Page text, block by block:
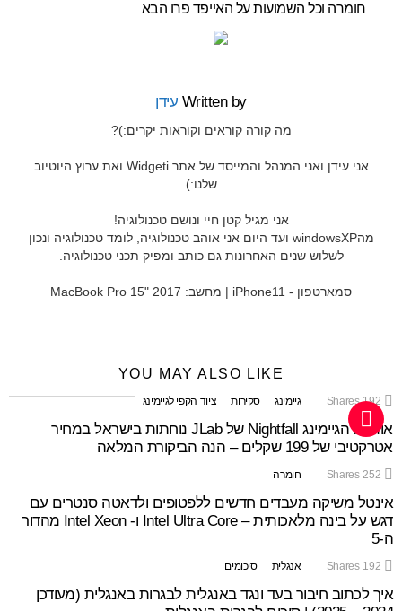
חומרה וכל השמועות על האייפד פרו הבא
Written by עידן
מה קורה קוראים וקוראות יקרים:)?
אני עידן ואני המנהל והמייסד של אתר Widgeti ואת ערוץ היוטיוב
שלנו:)
אני מגיל קטן חיי ונושם טכנולוגיה!
מהwindowsXP ועד היום אני אוהב טכנולוגיה, לומד טכנולוגיה ונכון
לשלוש שנים האחרונות גם כותב ומפיק תכני טכנולוגיה.
סמארטפון - iPhone11 | מחשב: MacBook Pro 15" 2017
YOU MAY ALSO LIKE
192
Shares גיימינג סקירות ציוד הקפי לגיימינג
אוזניות הגיימינג Nightfall של JLab נוחתות בישראל במחיר
אטרקטיבי של 199 שקלים – הנה הביקורת המלאה
252
Shares חומרה
אינטל משיקה מעבדים חדשים ללפטופים ולדאטה סנטרים עם
דגש על בינה מלאכותית – Intel Ultra Core ו- Intel Xeon מהדור
ה-5
192
Shares אנגלית סיכומים
איך לכתוב חיבור בעד ונגד באנגלית לבגרות באנגלית (מעודכן